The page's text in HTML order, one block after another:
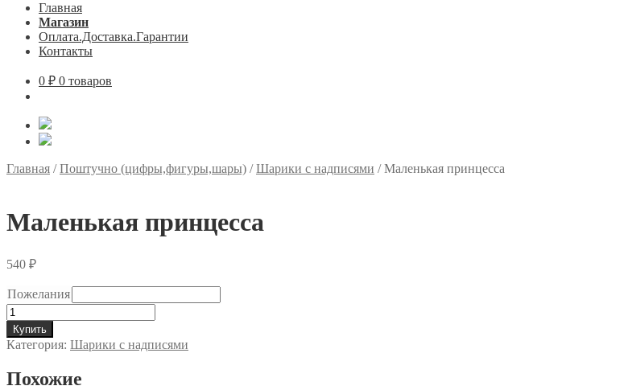
Главная
Магазин
Оплата.Доставка.Гарантии
Контакты
0 ₽ 0 товаров
Главная /Поштучно (цифры,фигуры,шары) /Шарики с надписями /Маленькая принцесса
Маленькая принцесса
540 ₽
Пожелания
Количество
товара
Маленькая
принцесса
Купить
Категория: Шарики с надписями
Похожие